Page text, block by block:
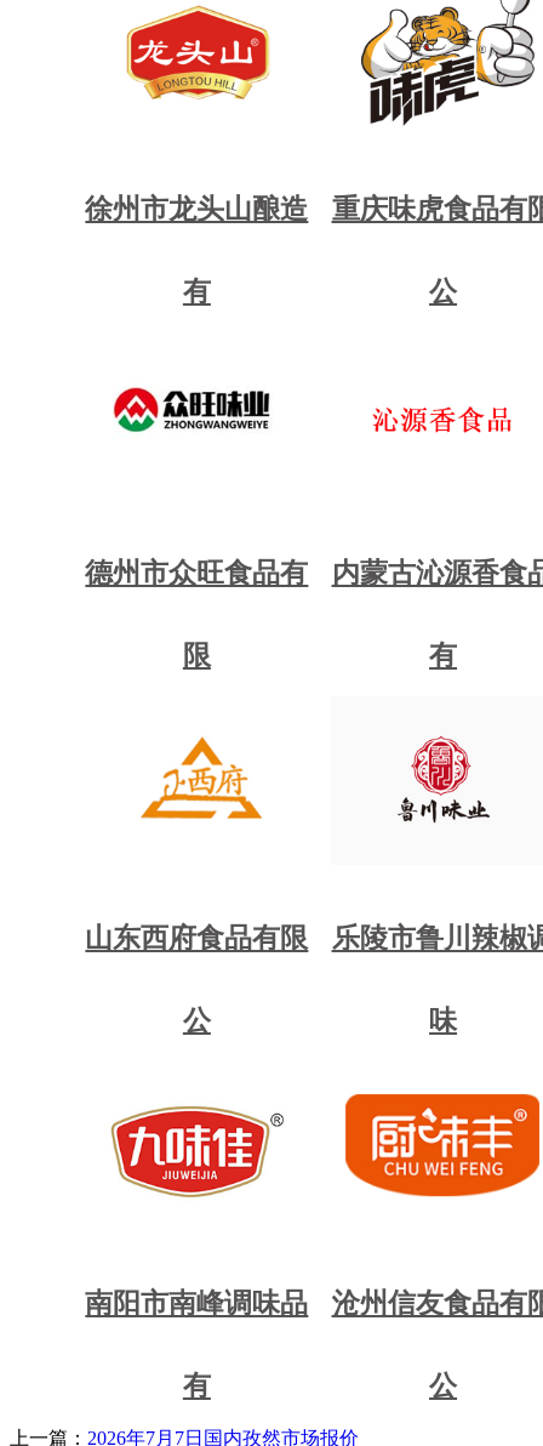
徐州市龙头山酿造
有
重庆味虎食品有
公
德州市众旺食品有
限
内蒙古沁源香食
有
山东西府食品有限
公
乐陵市鲁川辣椒
味
南阳市南峰调味品
有
沧州信友食品有
公
上一篇： 2026年7月7日国内孜然市场报价